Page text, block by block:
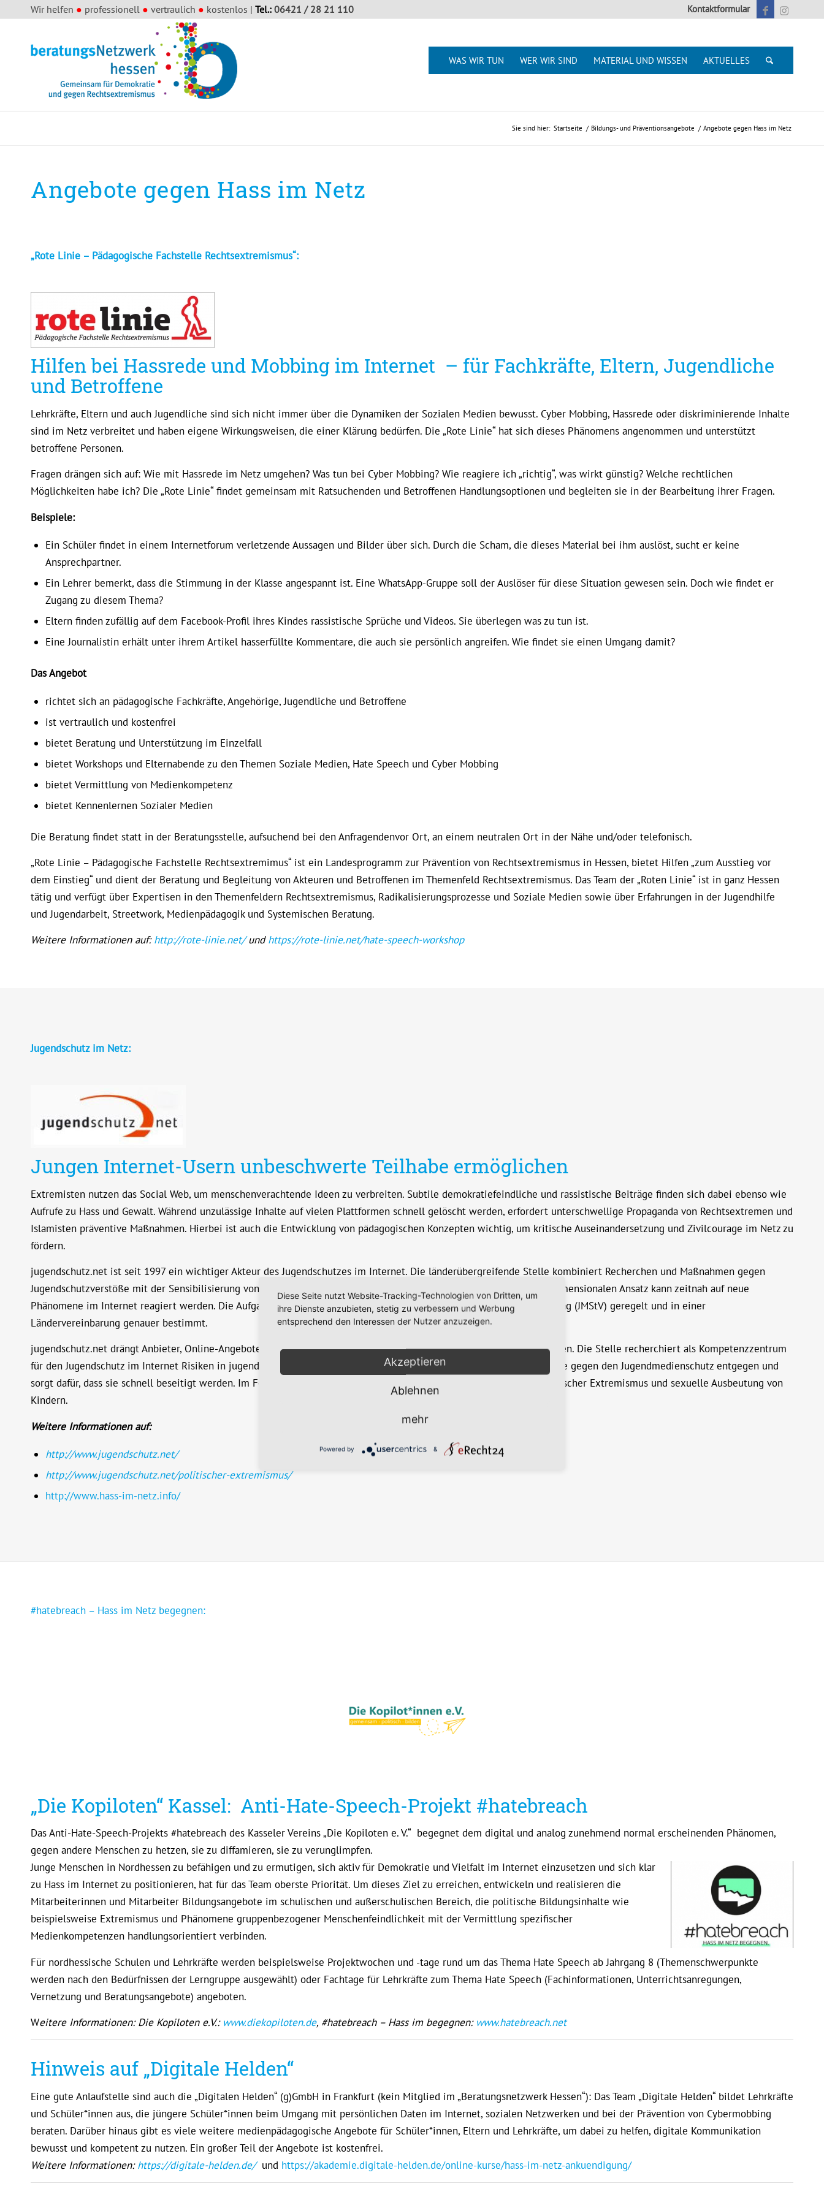
Kontaktformular
Wir helfen ● professionell ● vertraulich ● kostenlos | Tel.: 06421 / 28 21 110
WAS WIR TUN WER WIR SIND MATERIAL UND WISSEN AKTUELLES
Sie sind hier: Startseite / Bildungs- und Präventionsangebote / Angebote gegen Hass im Netz
Angebote gegen Hass im Netz
„Rote Linie – Pädagogische Fachstelle Rechtsextremismus“:
Hilfen bei Hassrede und Mobbing im Internet – für Fachkräfte, Eltern, Jugendliche
und Betroffene
Lehrkräfte, Eltern und auch Jugendliche sind sich nicht immer über die Dynamiken der Sozialen Medien bewusst. Cyber Mobbing, Hassrede oder diskriminierende Inhalte
sind im Netz verbreitet und haben eigene Wirkungsweisen, die einer Klärung bedürfen. Die „Rote Linie“ hat sich dieses Phänomens angenommen und unterstützt
betroffene Personen.
Fragen drängen sich auf: Wie mit Hassrede im Netz umgehen? Was tun bei Cyber Mobbing? Wie reagiere ich „richtig“, was wirkt günstig? Welche rechtlichen
Möglichkeiten habe ich? Die „Rote Linie“ findet gemeinsam mit Ratsuchenden und Betroffenen Handlungsoptionen und begleiten sie in der Bearbeitung ihrer Fragen.
Beispiele:
Ein Schüler findet in einem Internetforum verletzende Aussagen und Bilder über sich. Durch die Scham, die dieses Material bei ihm auslöst, sucht er keine
Ansprechpartner.
Ein Lehrer bemerkt, dass die Stimmung in der Klasse angespannt ist. Eine WhatsApp-Gruppe soll der Auslöser für diese Situation gewesen sein. Doch wie findet er
Zugang zu diesem Thema?
Eltern finden zufällig auf dem Facebook-Profil ihres Kindes rassistische Sprüche und Videos. Sie überlegen was zu tun ist.
Eine Journalistin erhält unter ihrem Artikel hasserfüllte Kommentare, die auch sie persönlich angreifen. Wie findet sie einen Umgang damit?
Das Angebot
richtet sich an pädagogische Fachkräfte, Angehörige, Jugendliche und Betroffene
ist vertraulich und kostenfrei
bietet Beratung und Unterstützung im Einzelfall
bietet Workshops und Elternabende zu den Themen Soziale Medien, Hate Speech und Cyber Mobbing
bietet Vermittlung von Medienkompetenz
bietet Kennenlernen Sozialer Medien
Die Beratung findet statt in der Beratungsstelle, aufsuchend bei den Anfragendenvor Ort, an einem neutralen Ort in der Nähe und/oder telefonisch.
„Rote Linie – Pädagogische Fachstelle Rechtsextremimus“ ist ein Landesprogramm zur Prävention von Rechtsextremismus in Hessen, bietet Hilfen „zum Ausstieg vor
dem Einstieg“ und dient der Beratung und Begleitung von Akteuren und Betroffenen im Themenfeld Rechtsextremismus. Das Team der „Roten Linie“ ist in ganz Hessen
tätig und verfügt über Expertisen in den Themenfeldern Rechtsextremismus, Radikalisierungsprozesse und Soziale Medien sowie über Erfahrungen in der Jugendhilfe
und Jugendarbeit, Streetwork, Medienpädagogik und Systemischen Beratung.
Weitere Informationen auf:http://rote-linie.net/undhttps://rote-linie.net/hate-speech-workshop
Jugendschutz im Netz:
Jungen Internet-Usern unbeschwerte Teilhabe ermöglichen
Extremisten nutzen das Social Web, um menschenverachtende Ideen zu verbreiten. Subtile demokratiefeindliche und rassistische Beiträge finden sich dabei ebenso wie
Aufrufe zu Hass und Gewalt. Während unzulässige Inhalte auf vielen Plattformen schnell gelöscht werden, erfordert unterschwellige Propaganda von Rechtsextremen und
Islamisten präventive Maßnahmen. Hierbei ist auch die Entwicklung von pädagogischen Konzepten wichtig, um kritische Auseinandersetzung und Zivilcourage im Netz zu
fördern.
jugendschutz.net ist seit 1997 ein wichtiger Akteur des Jugendschutzes im Internet. Die länderübergreifende Stelle kombiniert Recherchen und Maßnahmen gegen
Jugendschutzverstöße mit der Sensibilisierung von Anbietern, Eltern und Jugendlichen für Risiken. Mit diesem mehrdimensionalen Ansatz kann zeitnah auf neue
Phänomene im Internet reagiert werden. Die Aufgaben von jugendschutz.net sind im Jugendmedienschutz-Staatsvertrag (JMStV) geregelt und in einer
Ländervereinbarung genauer bestimmt.
jugendschutz.net drängt Anbieter, Online-Angebote so zu gestalten, dass Kinder und Jugendliche nicht gefährdet werden. Die Stelle recherchiert als Kompetenzzentrum
für den Jugendschutz im Internet Risiken in jugendaffinen Diensten. Sie nimmt über ihre Hotline Hinweise auf Verstöße gegen den Jugendmedienschutz entgegen und
sorgt dafür, dass sie schnell beseitigt werden. Im Fokus der Arbeit stehen riskante Kontakte, Selbstgefährdungen, politischer Extremismus und sexuelle Ausbeutung von
Kindern.
Weitere Informationen auf:
http://www.jugendschutz.net/
http://www.jugendschutz.net/politischer-extremismus/
http://www.hass-im-netz.info/
#hatebreach – Hass im Netz begegnen:
„Die Kopiloten“ Kassel: Anti-Hate-Speech-Projekt #hatebreach
Das Anti-Hate-Speech-Projekts #hatebreach des Kasseler Vereins „Die Kopiloten e. V.“ begegnet dem digital und analog zunehmend normal erscheinenden Phänomen,
gegen andere Menschen zu hetzen, sie zu diffamieren, sie zu verunglimpfen.
Junge Menschen in Nordhessen zu befähigen und zu ermutigen, sich aktiv für Demokratie und Vielfalt im Internet einzusetzen und sich klar
zu Hass im Internet zu positionieren, hat für das Team oberste Priorität. Um dieses Ziel zu erreichen, entwickeln und realisieren die
Mitarbeiterinnen und Mitarbeiter Bildungsangebote im schulischen und außerschulischen Bereich, die politische Bildungsinhalte wie
beispielsweise Extremismus und Phänomene gruppenbezogener Menschenfeindlichkeit mit der Vermittlung spezifischer
Medienkompetenzen handlungsorientiert verbinden.
Für nordhessische Schulen und Lehrkräfte werden beispielsweise Projektwochen und -tage rund um das Thema Hate Speech ab Jahrgang 8 (Themenschwerpunkte
werden nach den Bedürfnissen der Lerngruppe ausgewählt) oder Fachtage für Lehrkräfte zum Thema Hate Speech (Fachinformationen, Unterrichtsanregungen,
Vernetzung und Beratungsangebote) angeboten.
Weitere Informationen: Die Kopiloten e.V.: www.diekopiloten.de, #hatebreach – Hass im begegnen: www.hatebreach.net
Hinweis auf „Digitale Helden“
Eine gute Anlaufstelle sind auch die „Digitalen Helden“ (g)GmbH in Frankfurt (kein Mitglied im „Beratungsnetzwerk Hessen“): Das Team „Digitale Helden“ bildet Lehrkräfte
und Schüler*innen aus, die jüngere Schüler*innen beim Umgang mit persönlichen Daten im Internet, sozialen Netzwerken und bei der Prävention von Cybermobbing
beraten. Darüber hinaus gibt es viele weitere medienpädagogische Angebote für Schüler*innen, Eltern und Lehrkräfte, um dabei zu helfen, digitale Kommunikation
bewusst und kompetent zu nutzen. Ein großer Teil der Angebote ist kostenfrei.
Weitere Informationen:https://digitale-helden.de/ und https://akademie.digitale-helden.de/online-kurse/hass-im-netz-ankuendigung/
Diese Seite nutzt Website-Tracking-Technologien von Dritten, um
ihre Dienste anzubieten, stetig zu verbessern und Werbung
entsprechend den Interessen der Nutzer anzuzeigen.
Akzeptieren
Ablehnen
mehr
Powered by &